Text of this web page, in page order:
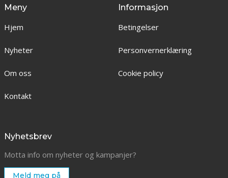
Meny
Hjem
Nyheter
Om oss
Kontakt
Informasjon
Betingelser
Personvernerklæring
Cookie policy
Nyhetsbrev
Motta info om nyheter og kampanjer?
Meld meg på